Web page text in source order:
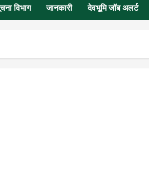
विभाग जानकारी देवभूमि जॉब अलर्ट